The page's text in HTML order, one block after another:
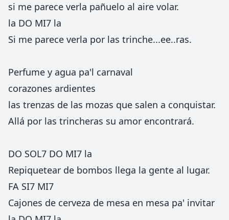
si me parece verla pañuelo al aire volar.
la DO MI7 la
Si me parece verla por las trinche...ee..ras.
Perfume y agua pa'l carnaval
corazones ardientes
las trenzas de las mozas que salen a conquistar.
Allá por las trincheras su amor encontrará.
DO SOL7 DO MI7 la
Repiquetear de bombos llega la gente al lugar.
FA SI7 MI7
Cajones de cerveza de mesa en mesa pa' invitar